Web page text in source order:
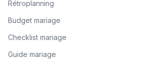
Rétroplanning
Budget mariage
Checklist mariage
Guide mariage